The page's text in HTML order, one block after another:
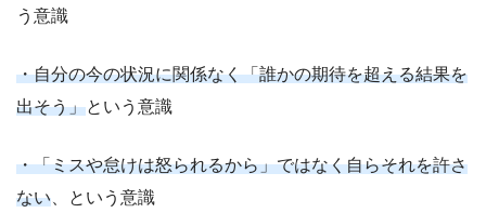
う意識
・自分の今の状況に関係なく「誰かの期待を超える結果を
出そう」という意識
・「ミスや怠けは怒られるから」ではなく自らそれを許さ
ない 、という意識